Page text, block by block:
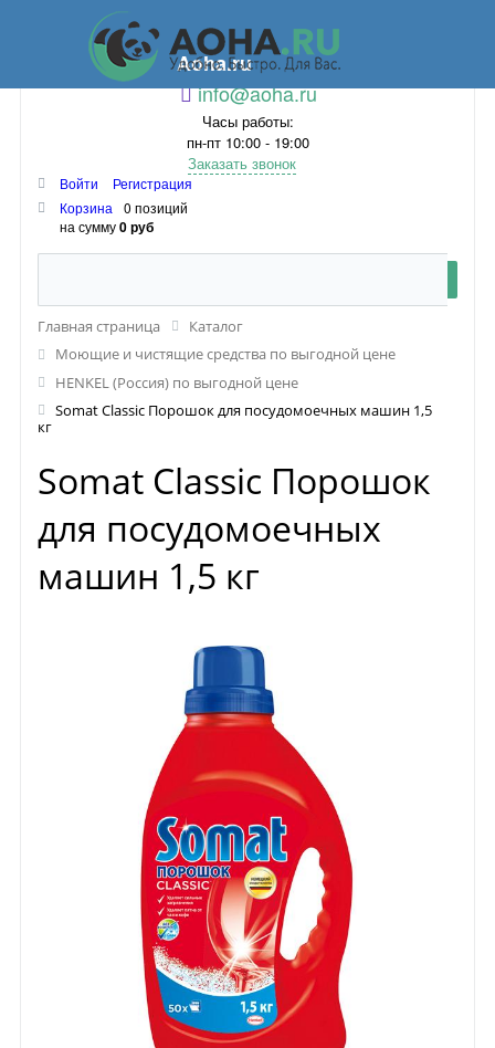
Aoha.ru
info@aoha.ru
Часы работы:
пн-пт 10:00 - 19:00
Заказать звонок
Войти
Регистрация
Корзина
0 позиций
на сумму0 руб
Главная страница
Каталог
Моющие и чистящие средства по выгодной цене
HENKEL (Россия) по выгодной цене
Somat Classic Порошок для посудомоечных машин 1,5
кг
Somat Classic Порошок
для посудомоечных
машин 1,5 кг